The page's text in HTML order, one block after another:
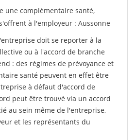
une complémentaire santé,
à l'employeur : Aussonne
doit se reporter à la
ou à l'accord de branche
: des régimes de prévoyance et
santé peuvent en effet être
à défaut d'accord de
peut être trouvé via un accord
au sein même de l'entreprise,
et les représentants du